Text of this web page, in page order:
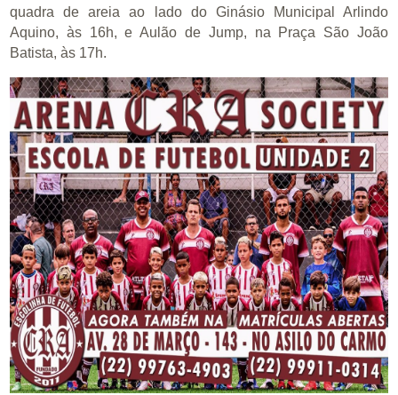
quadra de areia ao lado do Ginásio Municipal Arlindo
Aquino, às 16h, e Aulão de Jump, na Praça São João
Batista, às 17h.